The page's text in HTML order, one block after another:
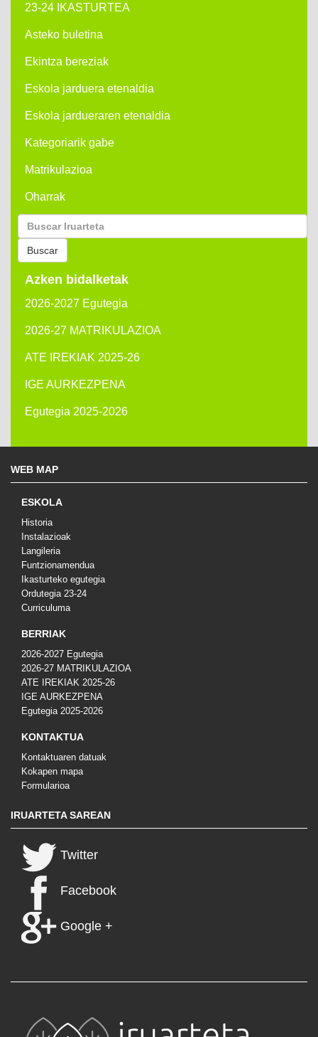
23-24 IKASTURTEA
Asteko buletina
Ekintza bereziak
Eskola jarduera etenaldia
Eskola jardueraren etenaldia
Kategoriarik gabe
Matrikulazioa
Oharrak
Buscar
por:
Buscar
Azken bidalketak
2026-2027 Egutegia
2026-27 MATRIKULAZIOA
ATE IREKIAK 2025-26
IGE AURKEZPENA
Egutegia 2025-2026
WEB MAP
ESKOLA
Historia
Instalazioak
Langileria
Funtzionamendua
Ikasturteko egutegia
Ordutegia 23-24
Curriculuma
BERRIAK
2026-2027 Egutegia
2026-27 MATRIKULAZIOA
ATE IREKIAK 2025-26
IGE AURKEZPENA
Egutegia 2025-2026
KONTAKTUA
Kontaktuaren datuak
Kokapen mapa
Formularioa
IRUARTETA SAREAN
Twitter
Facebook
Google +